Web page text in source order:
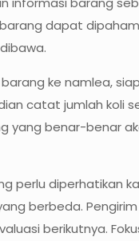
dapat
barang ke namlea,
catat jumlah koli
yang benar-benar
perlu diperhatikan
berbeda.
berikutnya.